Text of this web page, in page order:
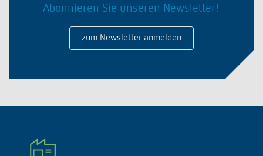
Abonnieren Sie unseren Newsletter!
zum Newsletter anmelden